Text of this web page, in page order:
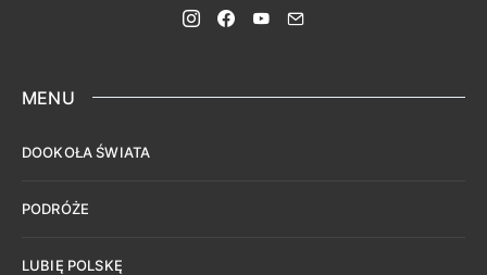
MENU
DOOKOŁA ŚWIATA
PODRÓŻE
LUBIĘ POLSKĘ